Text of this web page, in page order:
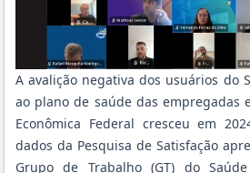
A avalição negativa dos usuários do
ao plano de saúde das empregadas
Econômica Federal cresceu em
dados da Pesquisa de Satisfação
Grupo de Trabalho (GT) do